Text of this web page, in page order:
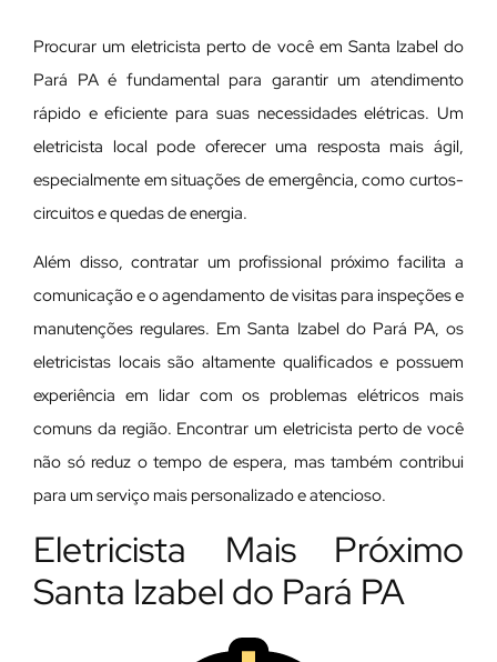
Procurar um eletricista perto de você em Santa Izabel do
Pará PA é fundamental para garantir um atendimento
rápido e eficiente para suas necessidades elétricas. Um
eletricista local pode oferecer uma resposta mais ágil,
especialmente em situações de emergência, como curtos-
circuitos e quedas de energia.
Além disso, contratar um profissional próximo facilita a
comunicação e o agendamento de visitas para inspeções e
manutenções regulares. Em Santa Izabel do Pará PA, os
eletricistas locais são altamente qualificados e possuem
experiência em lidar com os problemas elétricos mais
comuns da região. Encontrar um eletricista perto de você
não só reduz o tempo de espera, mas também contribui
para um serviço mais personalizado e atencioso.
Eletricista Mais Próximo
Santa Izabel do Pará PA